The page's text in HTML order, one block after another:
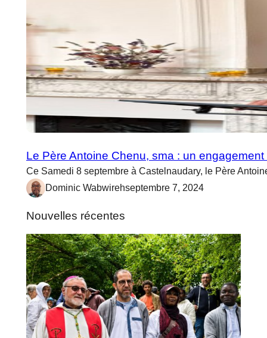
Le Père Antoine Chenu, sma : un
Ce Samedi 8 septembre à Castelnaudary, le Père
Dominic Wabwirehseptembre 7, 2024
Nouvelles récentes